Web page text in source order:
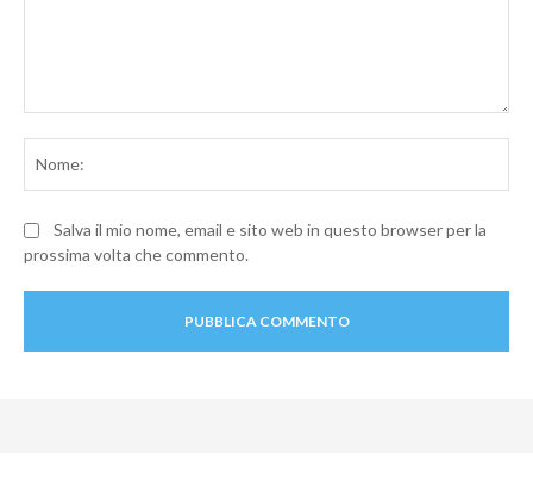
Salva il mio nome, email e sito web in questo browser per la
prossima volta che commento.